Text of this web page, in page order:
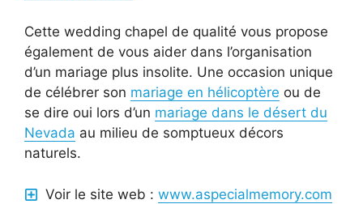
Cette wedding chapel de qualité vous propose
également de vous aider dans l’organisation
d’un mariage plus insolite. Une occasion unique
de célébrer son mariage en hélicoptère ou de
se dire oui lors d’un mariage dans le désert du
Nevada au milieu de somptueux décors
naturels.
Voir le site web : www.aspecialmemory.com